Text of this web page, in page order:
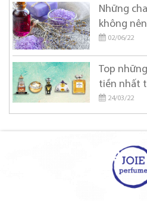
Những
không
02/06/22
Top
tiền nhất
24/03/22